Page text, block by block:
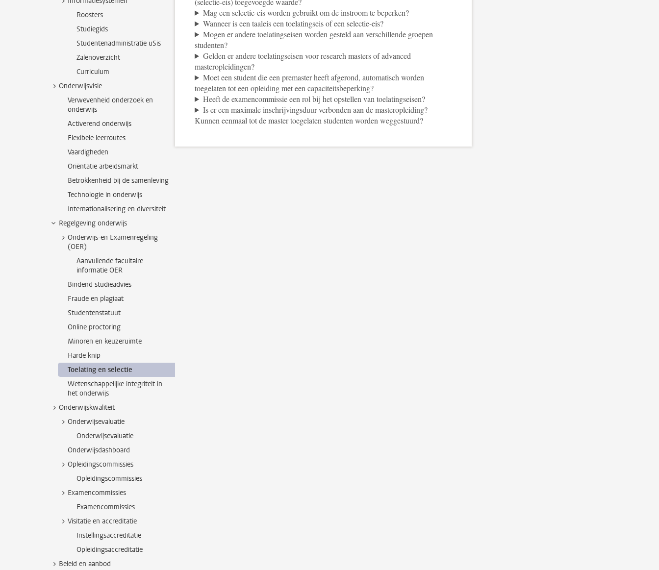
Roosters
Studiegids
Studentenadministratie uSis
Zalenoverzicht
Curriculum
Onderwijsvisie
Verwevenheid onderzoek en
onderwijs
Activerend onderwijs
Flexibele leerroutes
Vaardigheden
Oriëntatie arbeidsmarkt
Betrokkenheid bij de samenleving
Technologie in onderwijs
Internationalisering en diversiteit
Regelgeving onderwijs
Onderwijs-en Examenregeling
(OER)
Aanvullende facultaire
informatie OER
Bindend studieadvies
Fraude en plagiaat
Studentenstatuut
Online proctoring
Minoren en keuzeruimte
Harde knip
Toelating en selectie
Wetenschappelijke integriteit in
het onderwijs
Onderwijskwaliteit
Onderwijsevaluatie
Onderwijsevaluatie
Onderwijsdashboard
Opleidingscommissies
Opleidingscommissies
Examencommissies
Examencommissies
Visitatie en accreditatie
Instellingsaccreditatie
Opleidingsaccreditatie
Beleid en aanbod
Mag een selectie-eis worden gebruikt om de instroom te beperken?
Wanneer is een taaleis een toelatingseis of een selectie-eis?
Mogen er andere toelatingseisen worden gesteld aan verschillende groepen
studenten?
Gelden er andere toelatingseisen voor research masters of advanced
masteropleidingen?
Moet een student die een premaster heeft afgerond, automatisch worden
toegelaten tot een opleiding met een capaciteitsbeperking?
Heeft de examencommissie een rol bij het opstellen van toelatingseisen?
Is er een maximale inschrijvingsduur verbonden aan de masteropleiding?
Kunnen eenmaal tot de master toegelaten studenten worden weggestuurd?